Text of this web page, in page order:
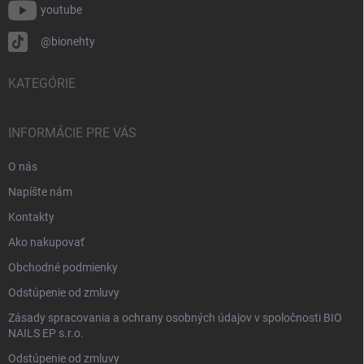
youtube
@bionehty
KATEGÓRIE
INFORMÁCIE PRE VÁS
O nás
Napíšte nám
Kontakty
Ako nakupovať
Obchodné podmienky
Odstúpenie od zmluvy
Zásady spracovania a ochrany osobných údajov v spoločnosti BIO
NAILS EP s.r.o.
Odstúpenie od zmluvy